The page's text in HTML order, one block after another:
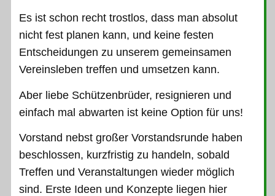
Es ist schon recht trostlos, dass man absolut
nicht fest planen kann, und keine festen
Entscheidungen zu unserem gemeinsamen
Vereinsleben treffen und umsetzen kann.
Aber liebe Schützenbrüder, resignieren und
einfach mal abwarten ist keine Option für uns!
Vorstand nebst großer Vorstandsrunde haben
beschlossen, kurzfristig zu handeln, sobald
Treffen und Veranstaltungen wieder möglich
sind. Erste Ideen und Konzepte liegen hier